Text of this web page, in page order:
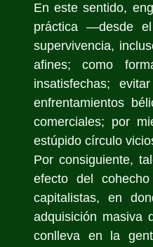
En este sentido,
práctica —desde
supervivencia,
afines; como
insatisfechas;
enfrentamientos
comerciales; por
estúpido círculo
Por consiguiente,
efecto del
capitalistas, en
adquisición masiva
conlleva en la